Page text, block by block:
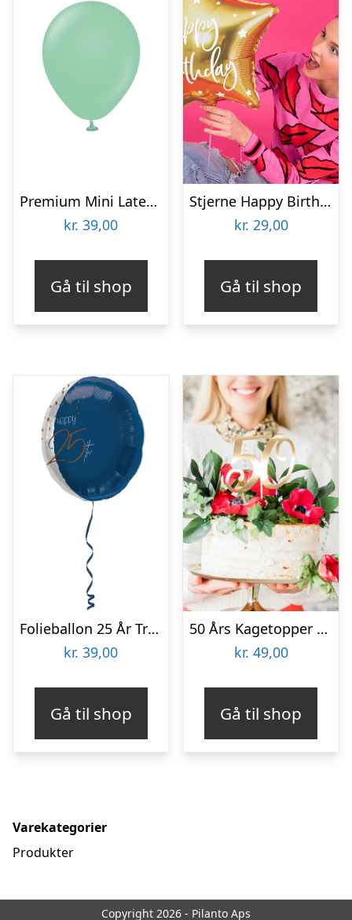
Premium Mini Latexballoner Mintgrøn
kr. 39,00
Gå til shop
Stjerne Happy Birthday Folieballon Guld
kr. 29,00
Gå til shop
Folieballon 25 År True Blue
kr. 39,00
Gå til shop
50 Års Kagetopper Guld
kr. 49,00
Gå til shop
Varekategorier
Produkter
Copyright 2026 - Pilanto Aps